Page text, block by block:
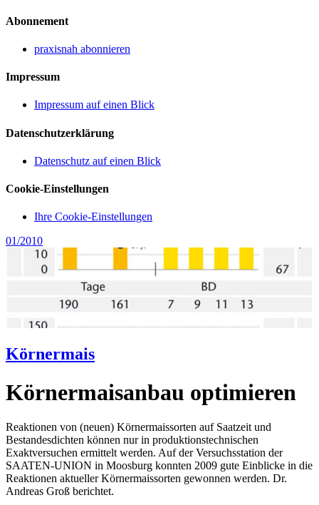
Abonnement
praxisnah abonnieren
Impressum
Impressum auf einen Blick
Datenschutzerklärung
Datenschutz auf einen Blick
Cookie-Einstellungen
Ihre Cookie-Einstellungen
01/2010
Körnermais
Körnermaisanbau optimieren
Reaktionen von (neuen) Körnermaissorten auf Saatzeit und
Bestandesdichten können nur in produktionstechnischen
Exaktversuchen ermittelt werden. Auf der Versuchsstation der
SAATEN-UNION in Moosburg konnten 2009 gute Einblicke in die
Reaktionen aktueller Körnermaissorten gewonnen werden. Dr.
Andreas Groß berichtet.